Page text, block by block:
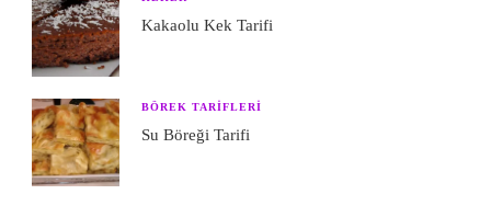
Kakaolu Kek Tarifi
BÖREK TARIFLERI
Su Böreği Tarifi